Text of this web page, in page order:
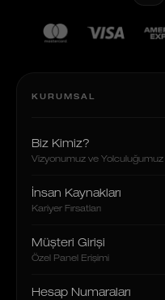
KURUMSAL
Biz Kimiz?
Vizyonumuz ve Yolculuğumuz
İnsan Kaynakları
Kariyer Fırsatları
Müşteri Girişi
Özel Panel Erişimi
Hesap Numaraları